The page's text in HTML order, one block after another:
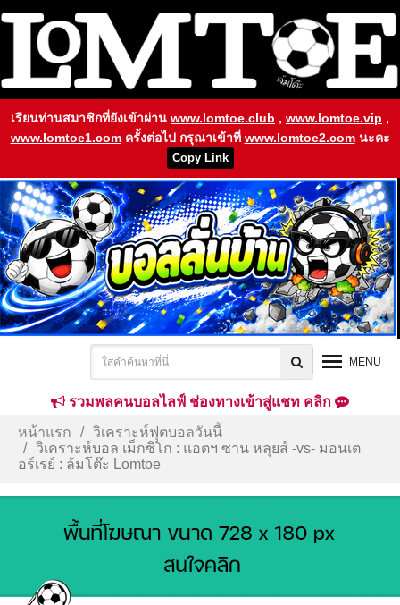
เรียนท่านสมาชิกที่ยังเข้าผ่าน www.lomtoe.club , www.lomtoe.vip ,
www.lomtoe1.com ครั้งต่อไป กรุณาเข้าที่ www.lomtoe2.comนะคะ
Copy Link
MENU
รวมพลคนบอลไลฟ์ ช่องทางเข้าสู่แชท คลิก
หน้าแรก
วิเคราะห์ฟุตบอลวันนี้
วิเคราะห์บอล เม็กซิโก : แอตฯ ซาน หลุยส์ -vs- มอนเต
อร์เรย์ : ล้มโต๊ะ Lomtoe